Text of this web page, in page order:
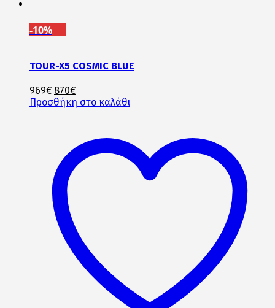
-10%
TOUR-X5 COSMIC BLUE
969€ Original
price
870€Η
τρέχουσα
870€.
Προσθήκη στο καλάθι